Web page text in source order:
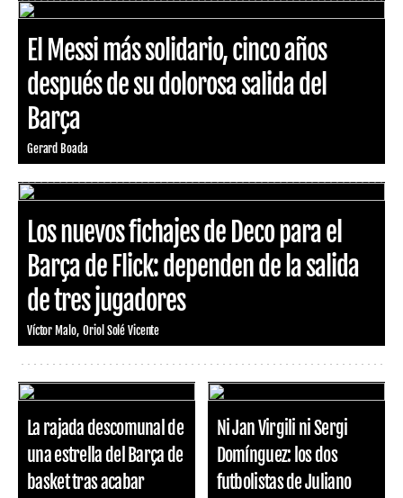
El Messi más solidario, cinco años
después de su dolorosa salida del
Barça
Gerard Boada
Los nuevos fichajes de Deco para el
Barça de Flick: dependen de la salida
de tres jugadores
Víctor Malo Oriol Solé Vicente
La rajada descomunal de
una estrella del Barça de
basket tras acabar
Ni Jan Virgili ni Sergi
Domínguez: los dos
futbolistas de Juliano